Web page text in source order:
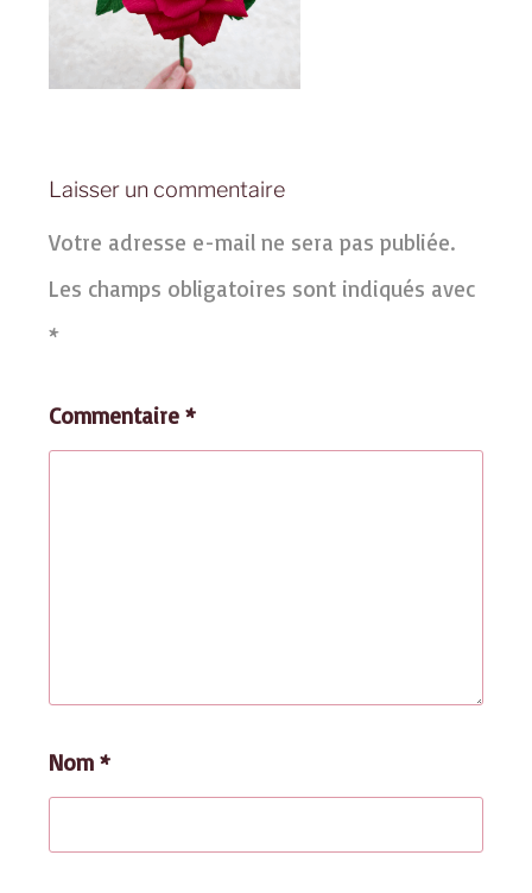
Laisser un commentaire
Votre adresse e-mail ne sera pas publiée.
Les champs obligatoires sont indiqués avec
*
Commentaire*
Nom*